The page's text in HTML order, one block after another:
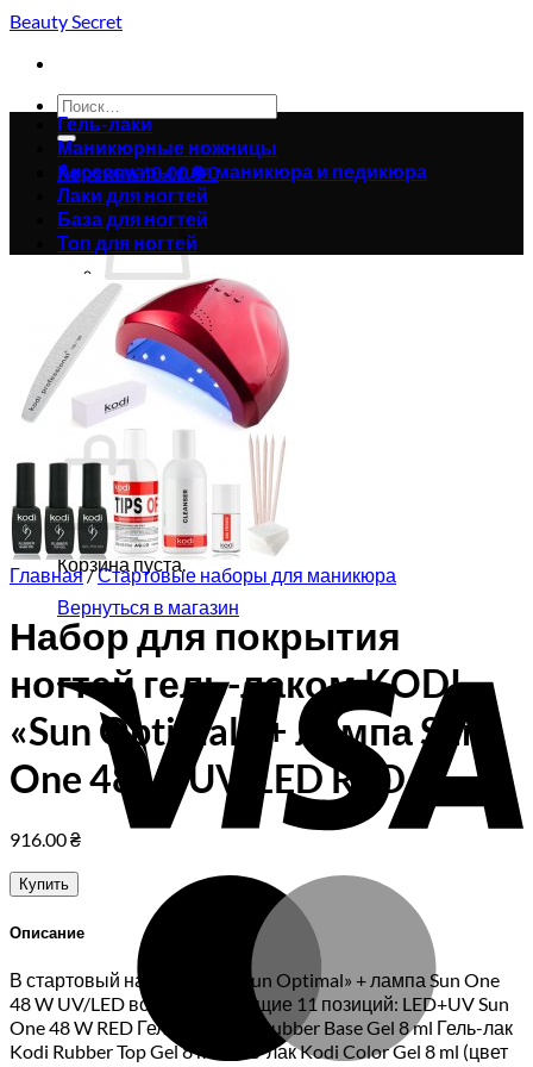
Skip
content
Beauty Secret
Искать:
Корзина /0.00₴0
Корзина пуста.
Вернуться в магазин
Корзина
Корзина пуста.
Вернуться в магазин
Гель-лаки
Маникюрные ножницы
Аксессуары для маникюра и педикюра
Лаки для ногтей
База для ногтей
Топ для ногтей
Главная/Стартовые наборы для маникюра
Набор для покрытия
ногтей гель-лаком KODI
«Sun Optimal» + лампа Sun
One 48 W UV/LED RED
916.00₴
Купить
Описание
В стартовый набор KODI «Sun Optimal» + лампа Sun One
48 W UV/LED вошли следующие 11 позиций: LED+UV Sun
One 48 W RED Гель-лак Kodi Rubber Base Gel 8 ml Гель-лак
Kodi Rubber Top Gel 8 ml Гель-лак Kodi Color Gel 8 ml (цвет